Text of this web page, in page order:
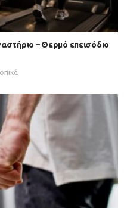
– Θερμό επεισόδιο